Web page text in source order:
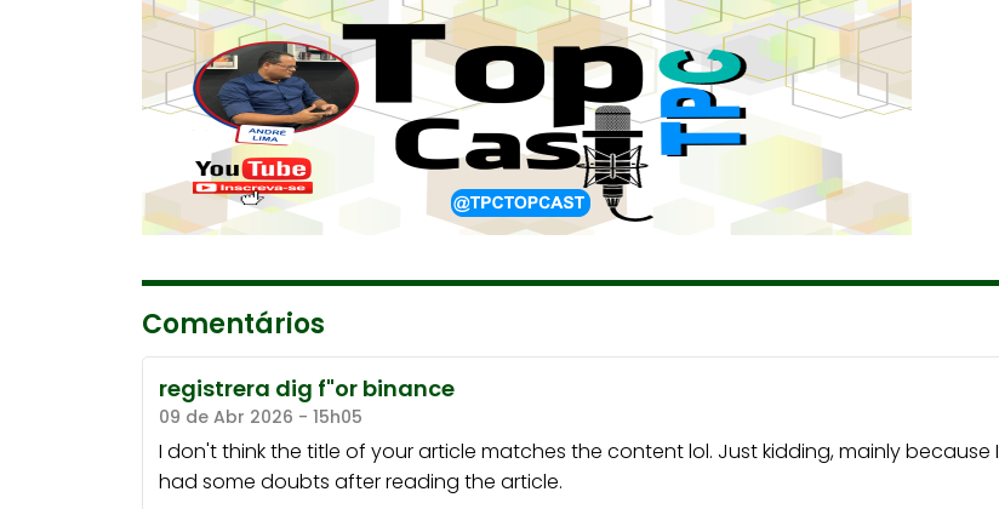
Comentários
registrera dig f"or binance
09 de Abr 2026 - 15h05
I don't think the title of your article matches the content lol. Just kidding, mainly because I
had some doubts after reading the article.